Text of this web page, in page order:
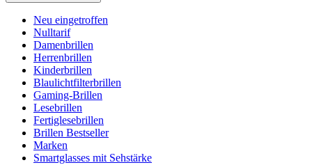
Neu eingetroffen
Nulltarif
Damenbrillen
Herrenbrillen
Kinderbrillen
Blaulichtfilterbrillen
Gaming-Brillen
Lesebrillen
Fertiglesebrillen
Brillen Bestseller
Marken
Smartglasses mit Sehstärke